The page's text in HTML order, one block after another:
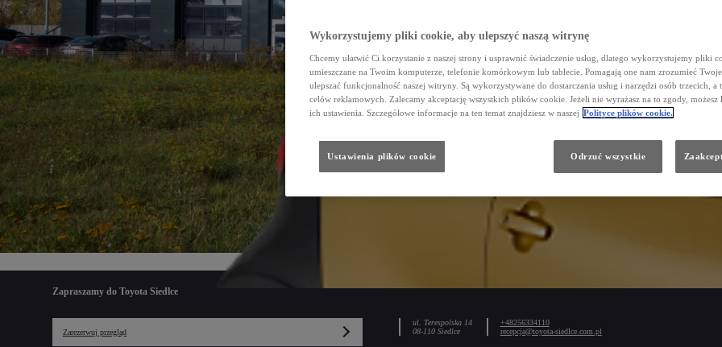
Zapraszamy do Toyota Siedlce
Zarezerwuj przegląd
ul. Terespolska 14
08-110 Siedlce
+48256334110
recepcja@toyota-siedlce.com.pl
Wykorzystujemy pliki cookie, aby ulepszyć naszą witrynę
Chcemy ułatwić Ci korzystanie z naszej strony i usprawnić świadczenie usług, dlatego wykorzystujemy pliki
umieszczane na Twoim komputerze, telefonie komórkowym lub tablecie. Pomagają one nam zrozumieć
ulepszać funkcjonalność naszej witryny. Są wykorzystywane do dostarczania usług i narzędzi osób trzecich, a
celów reklamowych. Zalecamy akceptację wszystkich plików cookie. Jeżeli nie wyrażasz na to zgody, możesz
ich ustawienia. Szczegółowe informacje na ten temat znajdziesz w naszej Polityce plików cookie.
Odrzuć wszystkie
Ustawienia plików cookie